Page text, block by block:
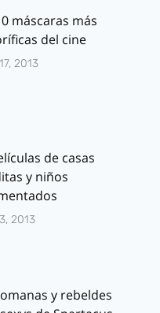
máscaras más
del cine
2013
de casas
y niños
2013
y rebeldes